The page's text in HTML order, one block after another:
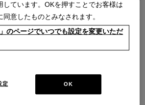
しています。OKを押すことでお客様は
意したものとみなされます。
のページでいつでも設定を変更いただ
OK
定